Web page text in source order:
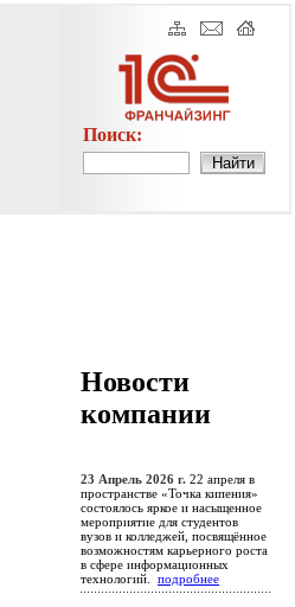
Поиск:
Новости
компании
23 Апрель 2026 г. 22 апреля в
пространстве «Точка кипения»
состоялось яркое и насыщенное
мероприятие для студентов
вузов и колледжей, посвящённое
возможностям карьерного роста
в сфере информационных
технологий. подробнее